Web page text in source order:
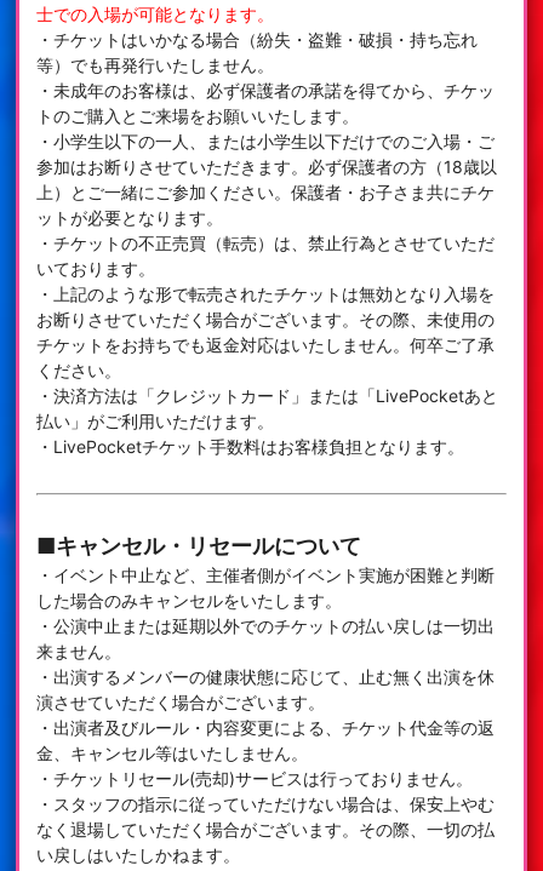
士での入場が可能となります。
・チケットはいかなる場合（紛失・盗難・破損・持ち忘れ
等）でも再発行いたしません。
・未成年のお客様は、必ず保護者の承諾を得てから、チケッ
トのご購入とご来場をお願いいたします。
・小学生以下の一人、または小学生以下だけでのご入場・ご
参加はお断りさせていただきます。必ず保護者の方（18歳以
上）とご一緒にご参加ください。保護者・お子さま共にチケ
ットが必要となります。
・チケットの不正売買（転売）は、禁止行為とさせていただ
いております。
・上記のような形で転売されたチケットは無効となり入場を
お断りさせていただく場合がございます。その際、未使用の
チケットをお持ちでも返金対応はいたしません。何卒ご了承
ください。
・決済方法は「クレジットカード」または「LivePocketあと
払い」がご利用いただけます。
・LivePocketチケット手数料はお客様負担となります。
■キャンセル・リセールについて
・イベント中止など、主催者側がイベント実施が困難と判断
した場合のみキャンセルをいたします。
・公演中止または延期以外でのチケットの払い戻しは一切出
来ません。
・出演するメンバーの健康状態に応じて、止む無く出演を休
演させていただく場合がございます。
・出演者及びルール・内容変更による、チケット代金等の返
金、キャンセル等はいたしません。
・チケットリセール(売却)サービスは行っておりません。
・スタッフの指示に従っていただけない場合は、保安上やむ
なく退場していただく場合がございます。その際、一切の払
い戻しはいたしかねます。